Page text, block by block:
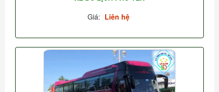
Giá: Liên hệ